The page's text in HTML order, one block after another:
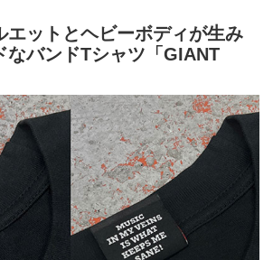
エットとヘビーボディが生み
なバンドTシャツ「GIANT